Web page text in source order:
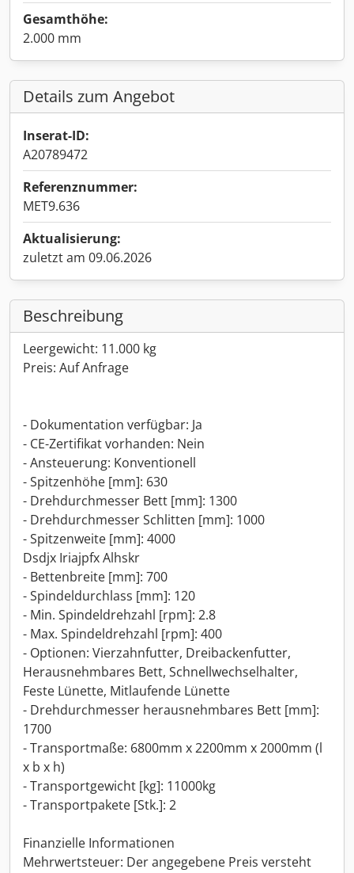
Gesamthöhe:
2.000 mm
Details zum Angebot
Inserat-ID:
A20789472
Referenznummer:
MET9.636
Aktualisierung:
zuletzt am 09.06.2026
Beschreibung
Leergewicht: 11.000 kg
Preis: Auf Anfrage
- Dokumentation verfügbar: Ja
- CE-Zertifikat vorhanden: Nein
- Ansteuerung: Konventionell
- Spitzenhöhe [mm]: 630
- Drehdurchmesser Bett [mm]: 1300
- Drehdurchmesser Schlitten [mm]: 1000
- Spitzenweite [mm]: 4000
Dsdjx Iriajpfx Alhskr
- Bettenbreite [mm]: 700
- Spindeldurchlass [mm]: 120
- Min. Spindeldrehzahl [rpm]: 2.8
- Max. Spindeldrehzahl [rpm]: 400
- Optionen: Vierzahnfutter, Dreibackenfutter,
Herausnehmbares Bett, Schnellwechselhalter,
Feste Lünette, Mitlaufende Lünette
- Drehdurchmesser herausnehmbares Bett [mm]:
1700
- Transportmaße: 6800mm x 2200mm x 2000mm (l
x b x h)
- Transportgewicht [kg]: 11000kg
- Transportpakete [Stk.]: 2
Finanzielle Informationen
Mehrwertsteuer: Der angegebene Preis versteht